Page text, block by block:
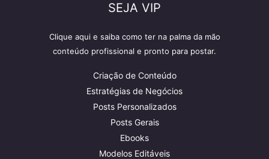
SEJA VIP
Clique aqui e saiba como ter na palma da mão
conteúdo profissional e pronto para postar.
Criação de Conteúdo
Estratégias de Negócios
Posts Personalizados
Posts Gerais
Ebooks
Modelos Editáveis